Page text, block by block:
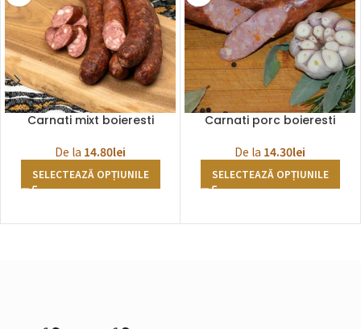
Carnati mixt boieresti
De la 14.80lei
SELECTEAZĂ OPȚIUNILE
Carnati porc boieresti
De la 14.30lei
SELECTEAZĂ OPȚIUNILE